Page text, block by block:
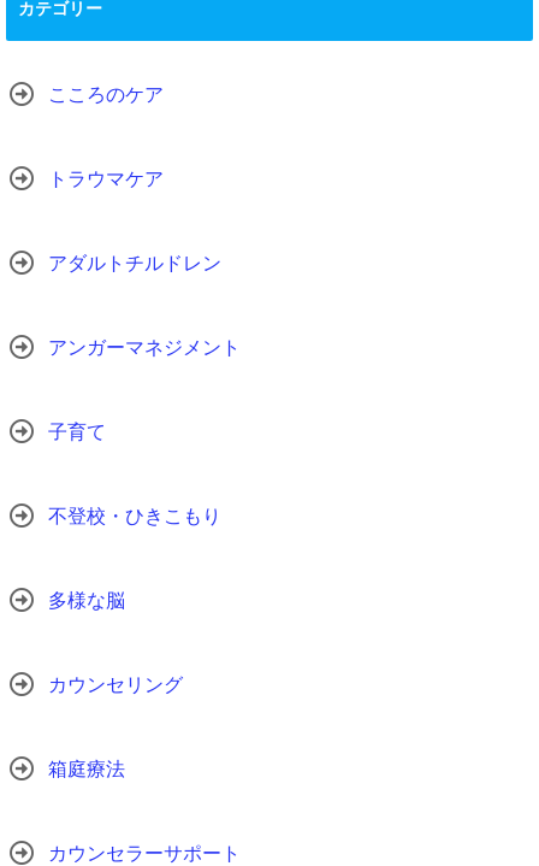
カテゴリー
こころのケア
トラウマケア
アダルトチルドレン
アンガーマネジメント
子育て
不登校・ひきこもり
多様な脳
カウンセリング
箱庭療法
カウンセラーサポート